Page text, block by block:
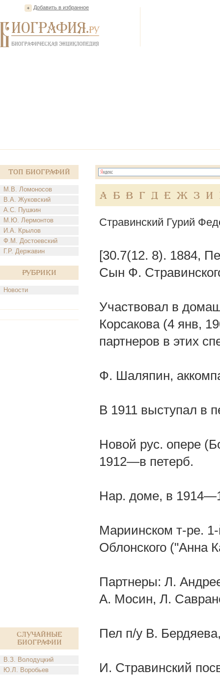
Добавить в избранное
Топ Биографий
М.В. Ломоносов
В.А. Жуковский
А.С. Пушкин
М.Ю. Лермонтов
И.А. Крылов
Ф.М. Достоевский
Г.Р. Державин
Рубрики
Новости
Случайные
биографии
В.З. Володуцкий
Ю.Л. Воробьев
А Б В Г Д Е Ж З И
Стравинский Гурий
[30.7(12. 8). 1884,
Сын Ф.
Участвовал в
Корсакова (4 янв,
партнеров в этих
Ф. Шаляпин,
В 1911 выступал в
Новой рус. опере
1912—в петерб.
Нар. доме, в
Мариинском т-ре.
Облонского ("Анна
Партнеры: Л.
А. Мосин, Л.
Пел п/у В.
И. Стравинский